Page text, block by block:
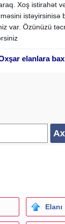
Xoş istirahət
istəyirsinisə
var. Özünüzü
elanlara